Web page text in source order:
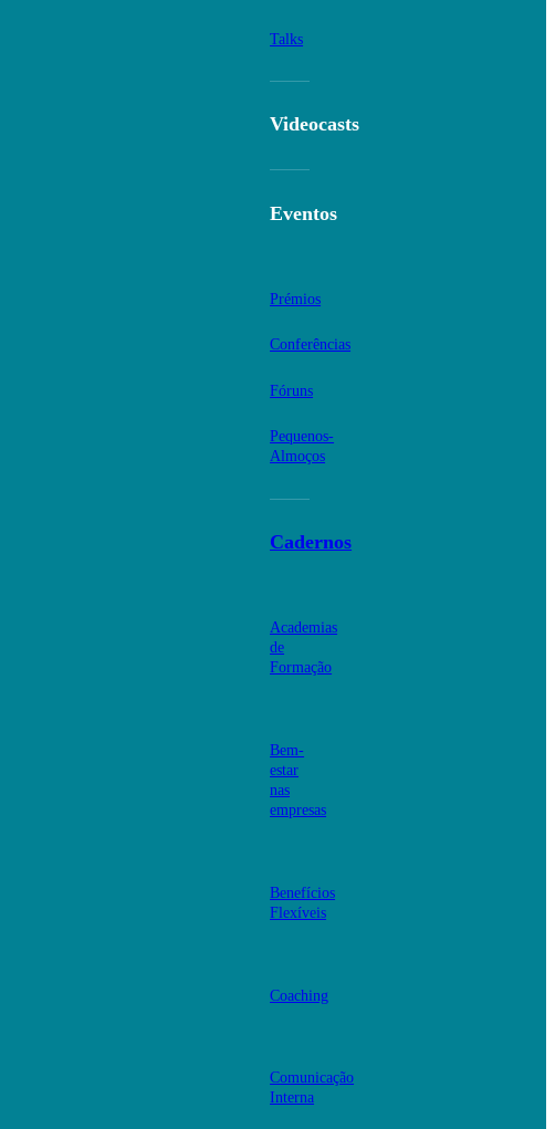
Talks
Videocasts
Eventos
Prémios
Conferências
Fóruns
Pequenos-
Almoços
Cadernos
Academias
de
Formação
Bem-
estar
nas
empresas
Benefícios
Flexíveis
Coaching
Comunicação
Interna